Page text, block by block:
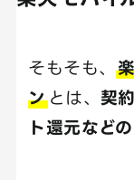
そもそも、
ンとは、 契
ト還元など